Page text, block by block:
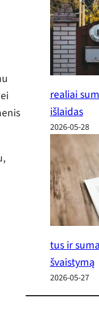
realiai
išlaidas
2026-05-28
tus ir
švaistymą
2026-05-27